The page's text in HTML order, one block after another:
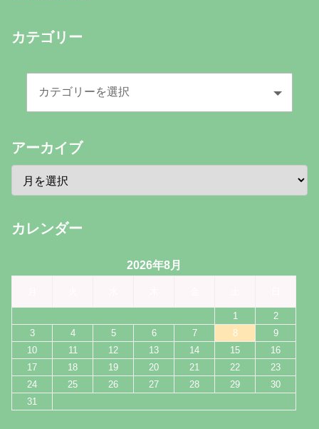
カテゴリー
アーカイブ
カレンダー
2026年8月
1
2
3
4 5 6 7 8
9
10
11 12 13 14 15
16
17
18 19 20 21 22
23
24
25 26 27 28 29
30
31